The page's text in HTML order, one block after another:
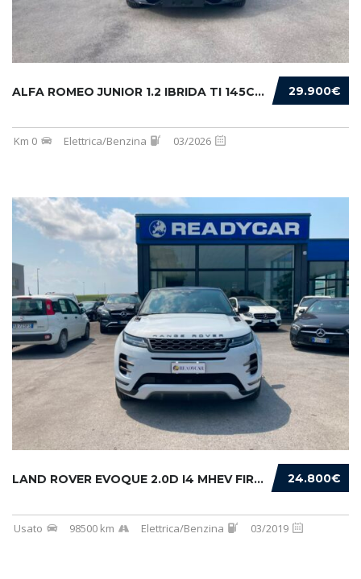
29.900€
ALFA ROMEO JUNIOR 1.2 IBRIDA TI 145CV EDCT6
Km 0 Elettrica/Benzina 03/2026
24.800€
LAND ROVER EVOQUE 2.0D I4 MHEV FIRST EDITION...
Usato 98500 km Elettrica/Benzina 03/2019